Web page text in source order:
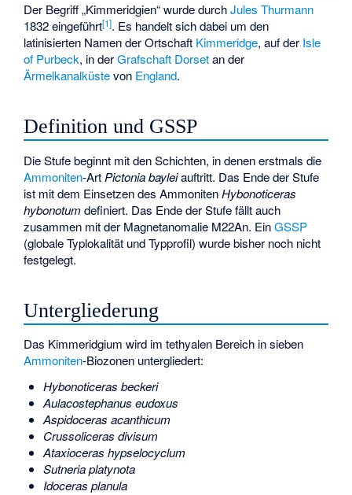
Der Begriff „Kimmeridgien“ wurde durchJules Thurmann
1832 eingeführt[1]. Es handelt sich dabei um den
latinisierten Namen der Ortschaft Kimmeridge, auf der Isle
of Purbeck, in derGrafschaft Dorsetan der
Ärmelkanalküstevon England.
Definition und GSSP
Die Stufe beginnt mit den Schichten, in denen erstmals die
Ammoniten-Art Pictonia bayleiauftritt. Das Ende der Stufe
ist mit dem Einsetzen des AmmonitenHybonoticeras
hybonotum definiert. Das Ende der Stufe fällt auch
zusammen mit der Magnetanomalie M22An. EinGSSP
(globale Typlokalität und Typprofil) wurde bisher noch nicht
festgelegt.
Untergliederung
Das Kimmeridgium wird im tethyalen Bereich in sieben
Ammoniten-Biozonen untergliedert:
Hybonoticeras beckeri
Aulacostephanus eudoxus
Aspidoceras acanthicum
Crussoliceras divisum
Ataxioceras hypselocyclum
Sutneria platynota
Idoceras planula